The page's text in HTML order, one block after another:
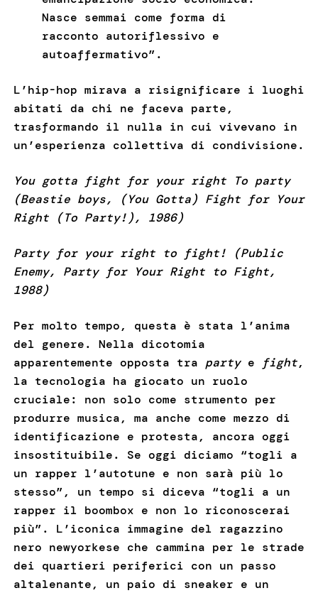
Nasce semmai come forma di
racconto autoriflessivo e
autoaffermativo”.
L’hip-hop mirava a risignificare i luoghi
abitati da chi ne faceva parte,
trasformando il nulla in cui vivevano in
un’esperienza collettiva di condivisione.
You gotta fight for your right To party
(Beastie boys, (You Gotta) Fight for Your
Right (To Party!), 1986)
Party for your right to fight! (Public
Enemy, Party for Your Right to Fight,
1988)
Per molto tempo, questa è stata l’anima
del genere. Nella dicotomia
apparentemente opposta tra party e fight,
la tecnologia ha giocato un ruolo
cruciale: non solo come strumento per
produrre musica, ma anche come mezzo di
identificazione e protesta, ancora oggi
insostituibile. Se oggi diciamo “togli a
un rapper l’autotune e non sarà più lo
stesso”, un tempo si diceva “togli a un
rapper il boombox e non lo riconoscerai
più”. L’iconica immagine del ragazzino
nero newyorkese che cammina per le strade
dei quartieri periferici con un passo
altalenante, un paio di sneaker e un